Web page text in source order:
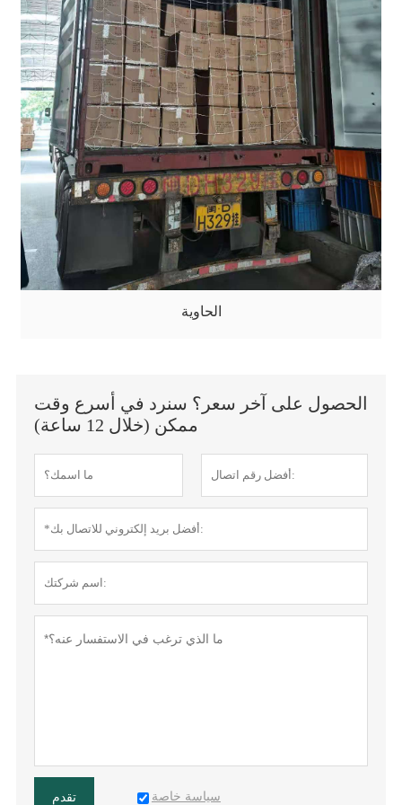
الحاوية
الحصول على آخر سعر؟ سنرد في أسرع وقت
ممكن (خلال 12 ساعة)
تقدم سياسة خاصة